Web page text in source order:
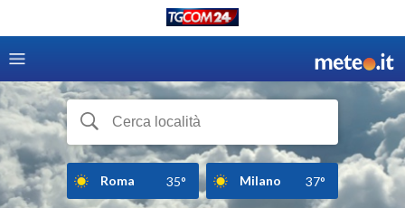
Roma 35° Milano 37°